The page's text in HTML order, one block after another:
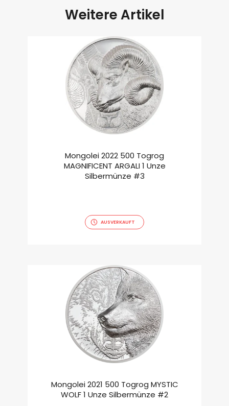
Weitere Artikel
Mongolei 2022 500 Togrog
MAGNIFICENT ARGALI 1 Unze
Silbermünze #3
AUSVERKAUFT
Mongolei 2021 500 Togrog MYSTIC
WOLF 1 Unze Silbermünze #2